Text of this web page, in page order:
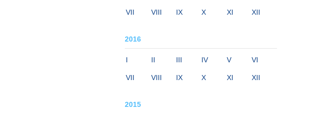
VII VIII IX X XI XII
2016
I II III IV V VI
VII VIII IX X XI XII
2015